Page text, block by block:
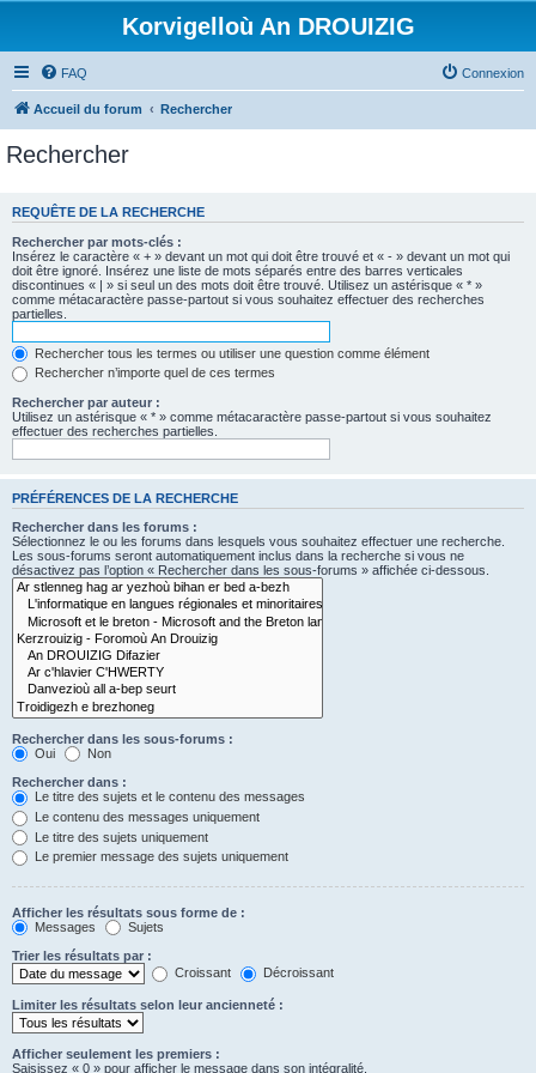
Korvigelloù An DROUIZIG
FAQ Connexion
Accueil du forum Rechercher
Rechercher
REQUÊTE DE LA RECHERCHE
Rechercher par mots-clés :
Insérez le caractère « + » devant un mot qui doit être trouvé et « - » devant un mot qui
doit être ignoré. Insérez une liste de mots séparés entre des barres verticales
discontinues « | » si seul un des mots doit être trouvé. Utilisez un astérisque « * »
comme métacaractère passe-partout si vous souhaitez effectuer des recherches
partielles.
Rechercher tous les termes ou utiliser une question comme élément
Rechercher n’importe quel de ces termes
Rechercher par auteur :
Utilisez un astérisque « * » comme métacaractère passe-partout si vous souhaitez
effectuer des recherches partielles.
PRÉFÉRENCES DE LA RECHERCHE
Rechercher dans les forums :
Sélectionnez le ou les forums dans lesquels vous souhaitez effectuer une recherche.
Les sous-forums seront automatiquement inclus dans la recherche si vous ne
désactivez pas l’option « Rechercher dans les sous-forums » affichée ci-dessous.
Rechercher dans les sous-forums :
Oui
Non
Rechercher dans :
Le titre des sujets et le contenu des messages
Le contenu des messages uniquement
Le titre des sujets uniquement
Le premier message des sujets uniquement
Afficher les résultats sous forme de :
Messages
Sujets
Trier les résultats par :
Croissant
Décroissant
Limiter les résultats selon leur ancienneté :
Afficher seulement les premiers :
Saisissez « 0 » pour afficher le message dans son intégralité.